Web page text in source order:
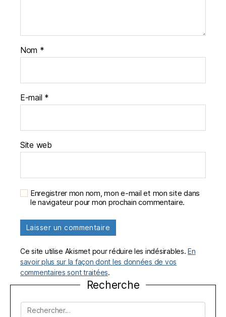
Nom *
E-mail *
Site web
Enregistrer mon nom, mon e-mail et mon site dans
le navigateur pour mon prochain commentaire.
Ce site utilise Akismet pour réduire les indésirables.En
savoir plus sur la façon dont les données de vos
commentaires sont traitées.
Recherche
Rechercher :